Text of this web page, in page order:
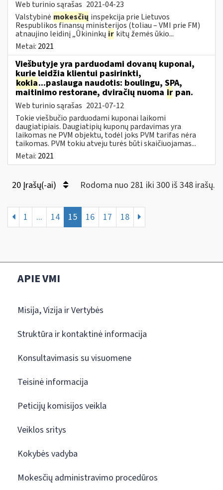
Web turinio sąrašas 2021-04-23
Valstybinė mokesčių inspekcija prie Lietuvos
Respublikos finansų ministerijos (toliau – VMI prie FM)
atnaujino leidinį „Ūkininkų ir kitų žemės ūkio...
Metai: 2021
Viešbutyje yra parduodami dovanų kuponai,
kurie leidžia klientui pasirinkti,
kokia...paslauga naudotis: boulingu, SPA,
maitinimo restorane, dviračių nuoma ir pan.
Web turinio sąrašas 2021-07-12
Tokie viešbučio parduodami kuponai laikomi
daugiatipiais. Daugiatipių kuponų pardavimas yra
laikomas ne PVM objektu, todėl joks PVM tarifas nėra
taikomas. PVM tokiu atveju turės būti skaičiuojamas...
Metai: 2021
20 Įrašų(-ai) Rodoma nuo 281 iki 300 iš 348 irašų.
1 ... 14 15 16 17 18
APIE VMI
Misija, Vizija ir Vertybės
Struktūra ir kontaktinė informacija
Konsultavimasis su visuomene
Teisinė informacija
Peticijų komisijos veikla
Veiklos sritys
Kokybės vadyba
Mokesčių administravimo procedūros